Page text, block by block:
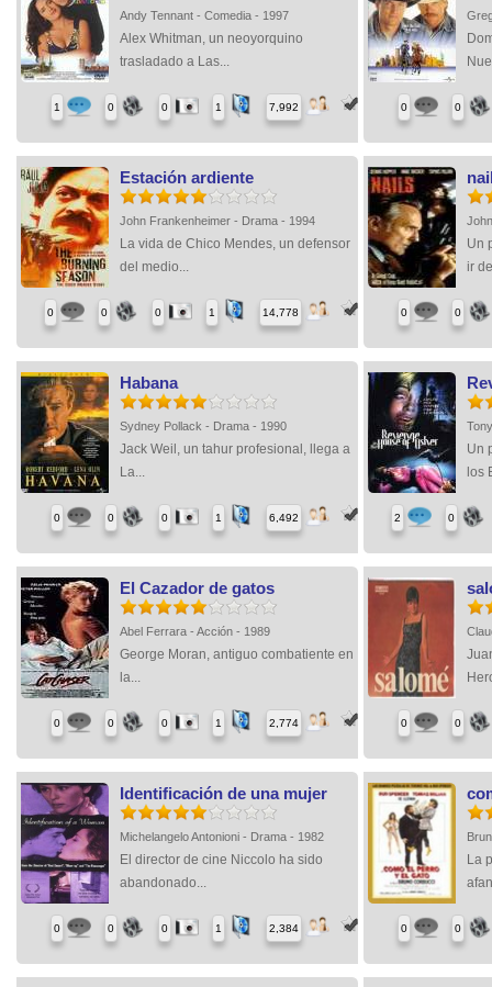
Andy Tennant - Comedia - 1997
Alex Whitman, un neoyorquino
trasladado a Las...
1 0 0 1 7,992 0 0
Estación ardiente
John Frankenheimer - Drama - 1994
La vida de Chico Mendes, un defensor
del medio...
0 0 0 1 14,778
Un
ir
0 0
Habana
Sydney Pollack - Drama - 1990
Jack Weil, un tahur profesional, llega a
La...
0 0 0 1 6,492
Un
los
2 0
El Cazador de gatos
Abel Ferrara - Acción - 1989
George Moran, antiguo combatiente en
la...
0 0 0 1 2,774 0 0
Identificación de una mujer
Michelangelo Antonioni - Drama - 1982
El director de cine Niccolo ha sido
abandonado...
0 0 0 1 2,384
La
0 0